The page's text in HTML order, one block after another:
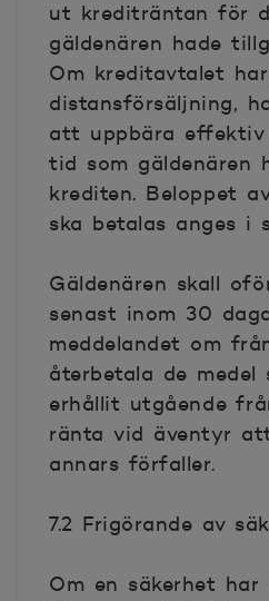
ut krediträntan för
gäldenären hade
Om kreditavtalet
distansförsäljning,
att uppbära
tid som gäldenären
krediten. Beloppet
ska betalas anges i
Gäldenären skall
senast inom 30
meddelandet om
återbetala de medel
erhållit utgående
ränta vid äventyr
annars förfaller.
7.2 Frigörande av
Om en säkerhet